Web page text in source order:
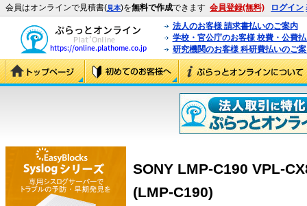
会員はオンラインで見積書(見本)を無料で作成できます 会員登録(無料) ログイン
法人のお客様 請求書払いのご案内
学校・官公庁のお客様 校費・公費
研究機関のお客様 科研費払いのご
SONY LMP-C190 VPL-
(LMP-C190)